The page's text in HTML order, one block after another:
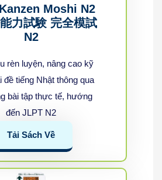
Moshi N2
力試験 完全模試
N2
rèn luyện, nâng cao kỹ
đề tiếng Nhật thông qua
bài tập thực tế, hướng
đến JLPT N2
Tải Sách Về